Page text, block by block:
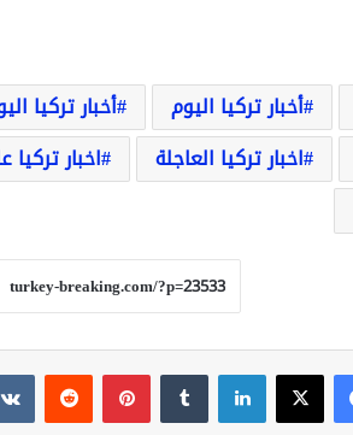
أخبار تركيا اليوم أخبار تركيا
اخبار تركيا العاجلة اخبار تركيا
فيسبوك‫X لينكدإن بينتيريست